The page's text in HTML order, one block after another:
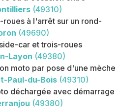
(49310)
à l'arrêt sur un rond-
(49690)
car et trois-roues
Layon (49380)
moto par pose d'une mèche
Paul-du-Bois (49310)
déchargée avec démarrage
(49380)